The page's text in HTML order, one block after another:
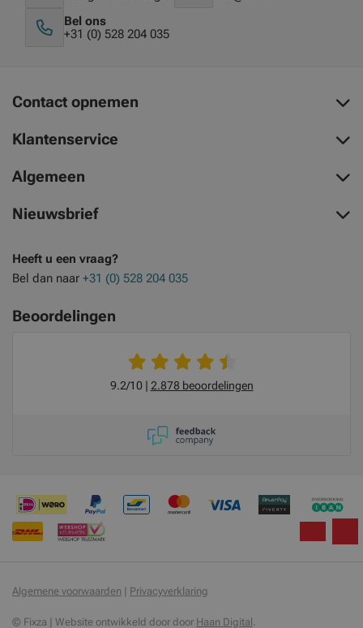
Bel ons
+31 (0) 528 204 035
Contact opnemen
Klantenservice
Algemeen
Nieuwsbrief
Heeft u een vraag?
Bel dan naar +31 (0) 528 204 035
Beoordelingen
9.2/10 2.878 beoordelingen
© Fixza | Website ontwikkeld door door Haan Digital .
Algemene voorwaarden Privacyverklaring